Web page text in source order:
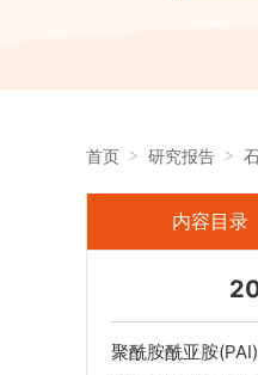
首页 研究报告
内容目录
聚酰胺酰亚胺